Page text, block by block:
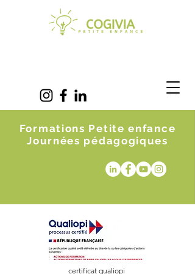
Formations Petite enfance
Journées pédagogiques
certificat qualiopi